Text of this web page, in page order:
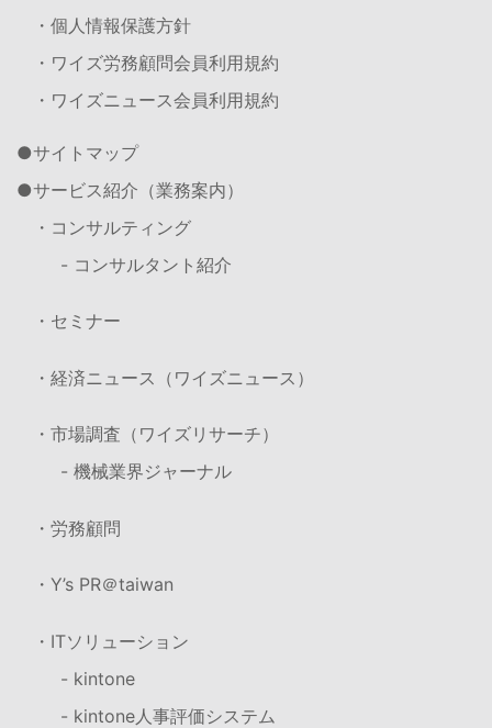
・個人情報保護方針
・ワイズ労務顧問会員利用規約
・ワイズニュース会員利用規約
サイトマップ
サービス紹介（業務案内）
・コンサルティング
- コンサルタント紹介
・セミナー
・経済ニュース（ワイズニュース）
・市場調査（ワイズリサーチ）
- 機械業界ジャーナル
・労務顧問
・Y’s PR＠taiwan
・ITソリューション
- kintone
- kintone人事評価システム